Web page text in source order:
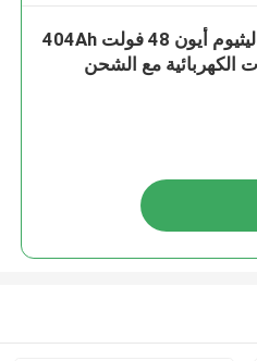
بطارية ليثيوم أيون 48 فولت 404Ah
الكهربائية مع الشحن